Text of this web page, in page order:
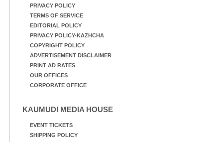
PRIVACY POLICY
TERMS OF SERVICE
EDITORIAL POLICY
PRIVACY POLICY-KAZHCHA
COPYRIGHT POLICY
ADVERTISEMENT DISCLAIMER
PRINT AD RATES
OUR OFFICES
CORPORATE OFFICE
KAUMUDI MEDIA HOUSE
EVENT TICKETS
SHIPPING POLICY